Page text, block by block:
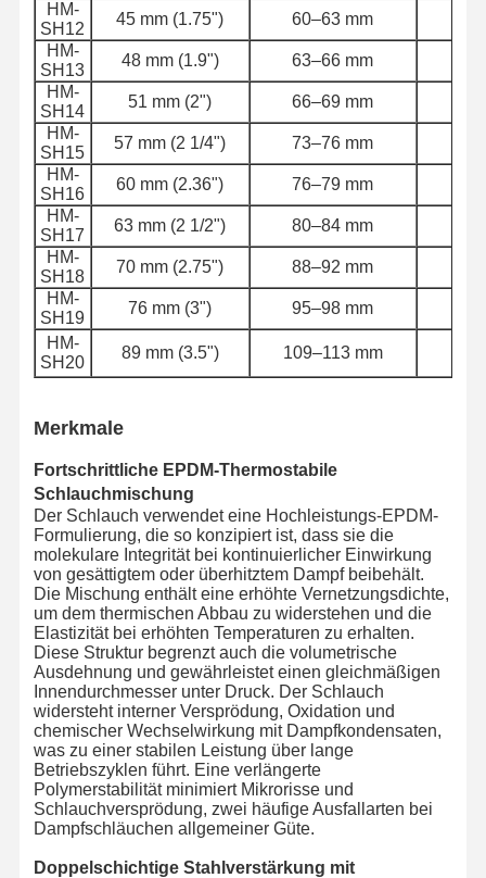
HM-
SH12
45 mm (1.75") 60–63 mm
HM-
SH13
48 mm (1.9") 63–66 mm
HM-
SH14
51 mm (2") 66–69 mm
HM-
SH15
57 mm (2 1/4") 73–76 mm
HM-
SH16
60 mm (2.36") 76–79 mm
HM-
SH17
63 mm (2 1/2") 80–84 mm
HM-
SH18
70 mm (2.75") 88–92 mm
HM-
SH19
76 mm (3") 95–98 mm
HM-
SH20
89 mm (3.5") 109–113 mm
Merkmale
Fortschrittliche EPDM-Thermostabile
Schlauchmischung
Der Schlauch verwendet eine Hochleistungs-EPDM-
Formulierung, die so konzipiert ist, dass sie die
molekulare Integrität bei kontinuierlicher Einwirkung
von gesättigtem oder überhitztem Dampf beibehält.
Die Mischung enthält eine erhöhte Vernetzungsdichte,
um dem thermischen Abbau zu widerstehen und die
Elastizität bei erhöhten Temperaturen zu erhalten.
Diese Struktur begrenzt auch die volumetrische
Ausdehnung und gewährleistet einen gleichmäßigen
Innendurchmesser unter Druck. Der Schlauch
widersteht interner Versprödung, Oxidation und
chemischer Wechselwirkung mit Dampfkondensaten,
was zu einer stabilen Leistung über lange
Betriebszyklen führt. Eine verlängerte
Polymerstabilität minimiert Mikrorisse und
Schlauchversprödung, zwei häufige Ausfallarten bei
Dampfschläuchen allgemeiner Güte.
Doppelschichtige Stahlverstärkung mit